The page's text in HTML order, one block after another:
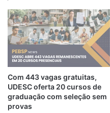
Com 443 vagas gratuitas,
UDESC oferta 20 cursos de
graduação com seleção sem
provas